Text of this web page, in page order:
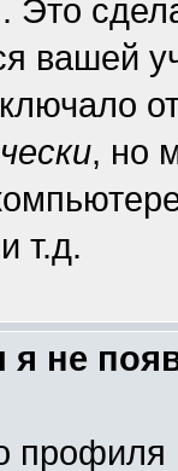
Это
вашей
, но
т.д.
я не